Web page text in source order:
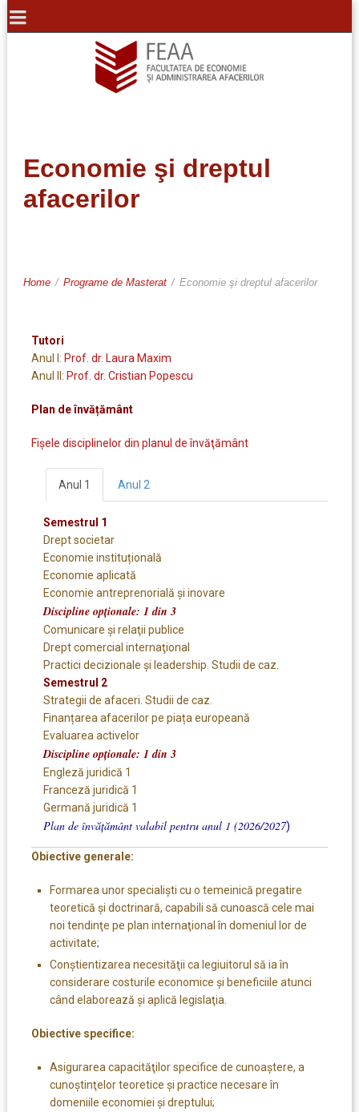
Economie şi dreptul
afacerilor
Home / Programe de Masterat / Economie şi dreptul afacerilor
Tutori
Anul I: Prof. dr. Laura Maxim
Anul II: Prof. dr. Cristian Popescu
Plan de învățământ
Fişele disciplinelor din planul de învăţământ
Anul 1 Anul 2
Semestrul 1
Drept societar
Economie instituțională
Economie aplicată
Economie antreprenorială și inovare
Discipline opționale: 1 din 3
Comunicare şi relaţii publice
Drept comercial internaţional
Practici decizionale și leadership. Studii de caz.
Semestrul 2
Strategii de afaceri. Studii de caz.
Finanțarea afacerilor pe piața europeană
Evaluarea activelor
Discipline opționale: 1 din 3
Engleză juridică 1
Franceză juridică 1
Germană juridică 1
Plan de învățământ valabil pentru anul 1 (2026/2027)
Obiective generale:
Formarea unor specialişti cu o temeinică pregatire
teoretică şi doctrinară, capabili să cunoască cele mai
noi tendinţe pe plan internaţional în domeniul lor de
activitate;
Conştientizarea necesităţii ca legiuitorul să ia în
considerare costurile economice şi beneficiile atunci
când elaborează şi aplică legislaţia.
Obiective specifice:
Asigurarea capacităţilor specifice de cunoaştere, a
cunoştinţelor teoretice şi practice necesare în
domeniile economiei şi dreptului;